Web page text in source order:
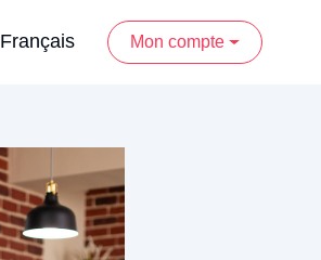
Français Mon compte